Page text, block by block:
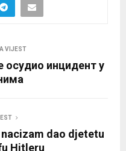
VIJEST
осудио инцидент у
dao djetetu
Hitleru